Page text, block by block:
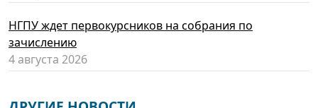
НГПУ ждет первокурсников на собрания по
зачислению
4 августа 2026